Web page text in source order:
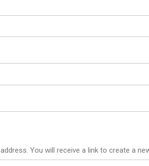
You will receive a link to create a